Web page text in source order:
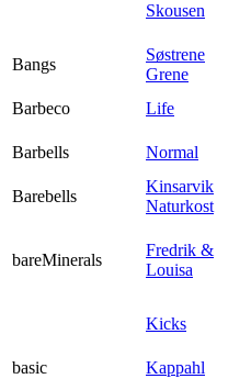
Skousen
Bangs
Søstrene
Grene
Barbeco
Life
Barbells
Normal
Barebells
Kinsarvik
Naturkost
bareMinerals
Fredrik &
Louisa
Kicks
basic
Kappahl